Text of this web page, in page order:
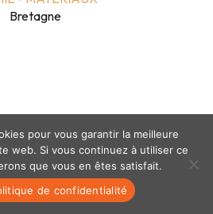
Bretagne
de confidentialité- © coclico 2026
pour vous garantir la meilleure
web. Si vous continuez à utiliser ce
que vous en êtes satisfait.
de confidentialité